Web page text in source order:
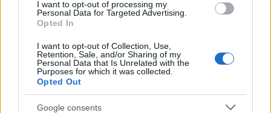
I want to opt-out of processing my
Personal Data for Targeted Advertising.
Opted In
I want to opt-out of Collection, Use,
Retention, Sale, and/or Sharing of my
Personal Data that Is Unrelated with the
Purposes for which it was collected.
Opted Out
Google consents
ΧΑΤΖΗΜΙΧΑΗΛ ΜΑΡΙΝΑ – ΦΡΟΝΤΙΣΤΗΡΙΑ